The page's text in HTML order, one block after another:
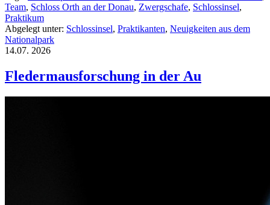
Team, Schloss Orth an der Donau, Zwergschafe, Schlossinsel,
Praktikum
Abgelegt unter: Schlossinsel, Praktikanten, Neuigkeiten aus dem
Nationalpark
14.07. 2026
Fledermausforschung in der Au